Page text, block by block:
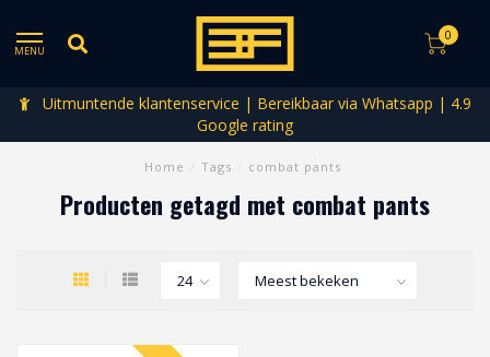
MENU
0
Uitmuntende klantenservice | Bereikbaar via Whatsapp | 4.9
Google rating
Home Tags combat pants
Producten getagd met combat pants